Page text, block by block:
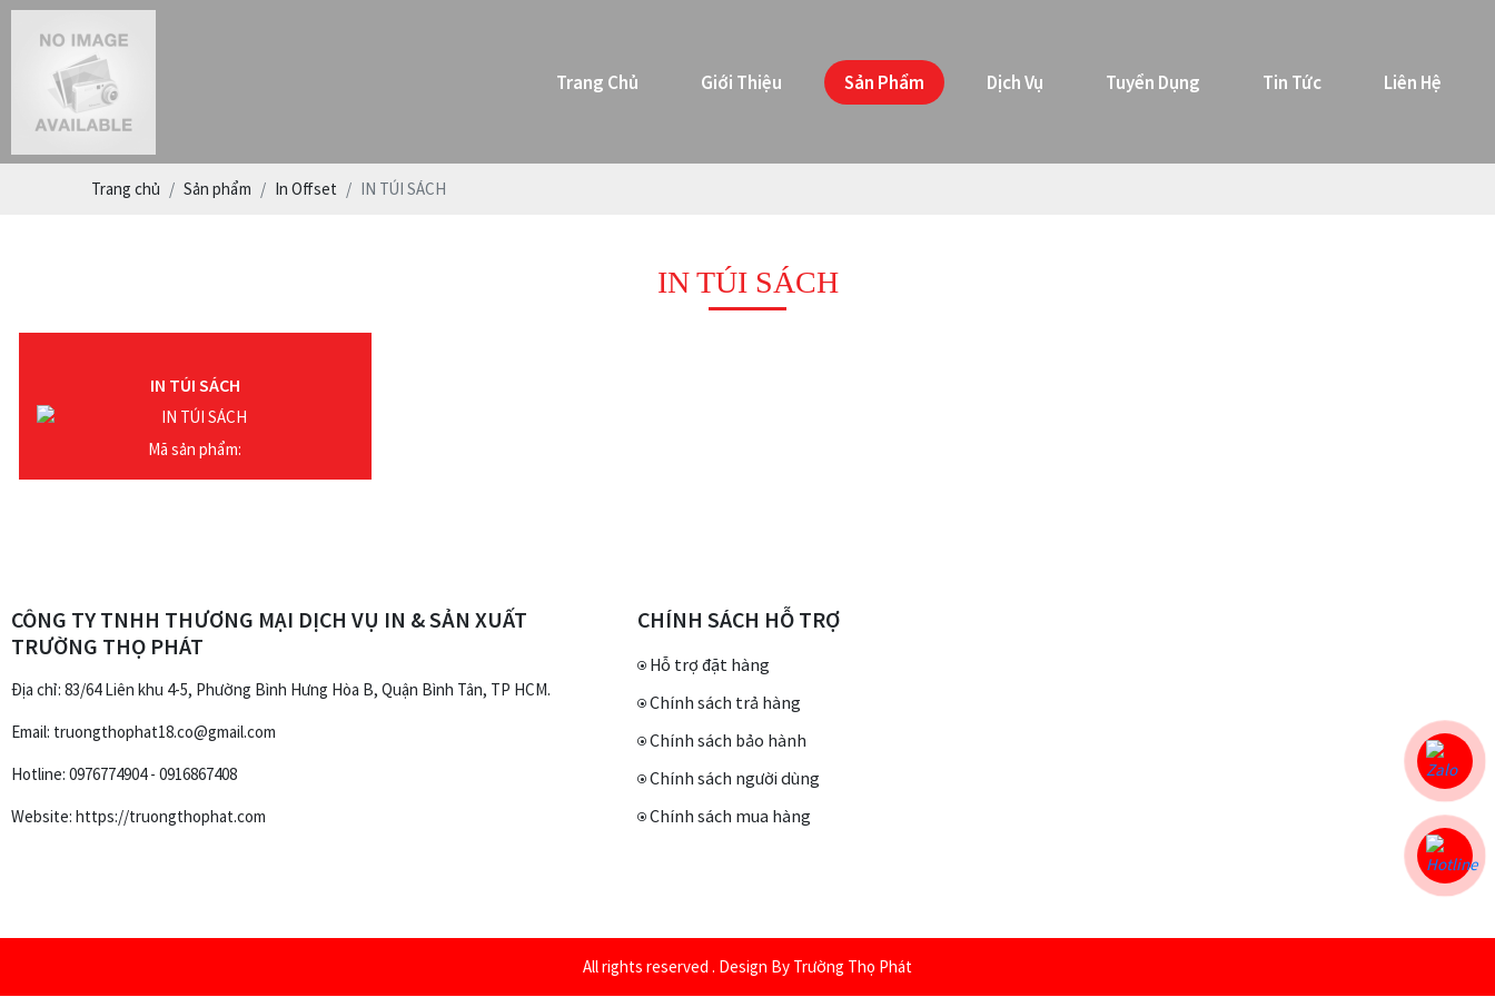
Trang Chủ Giới Thiệu Sản Phẩm Dịch Vụ Tuyển Dụng Tin Tức Liên Hệ
Trang chủ Sản phẩm In Offset IN TÚI SÁCH
IN TÚI SÁCH
IN TÚI SÁCH
Mã sản phẩm:
CÔNG TY TNHH THƯƠNG MẠI DỊCH VỤ IN & SẢN XUẤT
TRƯỜNG THỌ PHÁT
Địa chỉ: 83/64 Liên khu 4-5, Phường Bình Hưng Hòa B, Quận Bình Tân, TP HCM.
Email: truongthophat18.co@gmail.com
Hotline: 0976774904 - 0916867408
Website: https://truongthophat.com
CHÍNH SÁCH HỖ TRỢ
Hỗ trợ đặt hàng
Chính sách trả hàng
Chính sách bảo hành
Chính sách người dùng
Chính sách mua hàng
All rights reserved . Design By Trường Thọ Phát